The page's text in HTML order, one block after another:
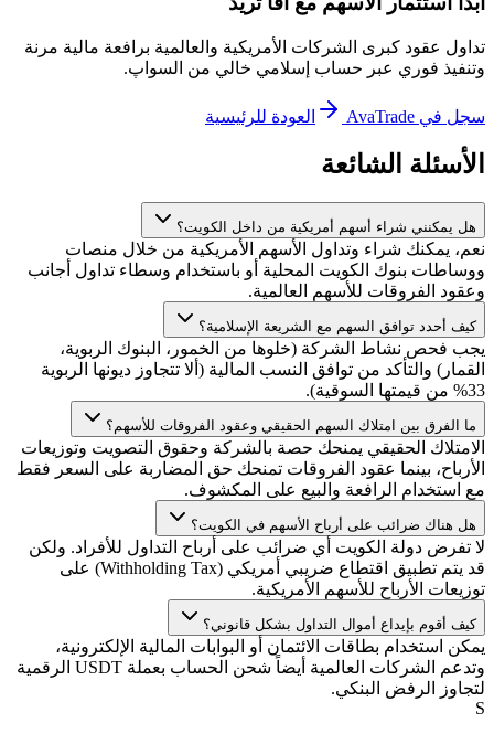
تداول عقود كبرى الشركات الأمريكية والعالمية برافعة مالية مرنة
وتنفيذ فوري عبر حساب إسلامي خالي من السواپ.
سجل في AvaTrade العودة للرئيسية
الأسئلة الشائعة
هل يمكنني شراء أسهم أمريكية من داخل الكويت؟
نعم، يمكنك شراء وتداول الأسهم الأمريكية من خلال منصات
ووساطات بنوك الكويت المحلية أو باستخدام وسطاء تداول أجانب
وعقود الفروقات للأسهم العالمية.
كيف أحدد توافق السهم مع الشريعة الإسلامية؟
يجب فحص نشاط الشركة (خلوها من الخمور، البنوك الربوية،
القمار) والتأكد من توافق النسب المالية (ألا تتجاوز ديونها الربوية
33% من قيمتها السوقية).
ما الفرق بين امتلاك السهم الحقيقي وعقود الفروقات للأسهم؟
الامتلاك الحقيقي يمنحك حصة بالشركة وحقوق التصويت وتوزيعات
الأرباح، بينما عقود الفروقات تمنحك حق المضاربة على السعر فقط
مع استخدام الرافعة والبيع على المكشوف.
هل هناك ضرائب على أرباح الأسهم في الكويت؟
لا تفرض دولة الكويت أي ضرائب على أرباح التداول للأفراد. ولكن
قد يتم تطبيق اقتطاع ضريبي أمريكي (Withholding Tax) على
توزيعات الأرباح للأسهم الأمريكية.
كيف أقوم بإيداع أموال التداول بشكل قانوني؟
يمكن استخدام بطاقات الائتمان أو البوابات المالية الإلكترونية،
وتدعم الشركات العالمية أيضاً شحن الحساب بعملة USDT الرقمية
لتجاوز الرفض البنكي.
S